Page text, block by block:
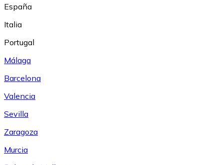
España
Italia
Portugal
Málaga
Barcelona
Valencia
Sevilla
Zaragoza
Murcia